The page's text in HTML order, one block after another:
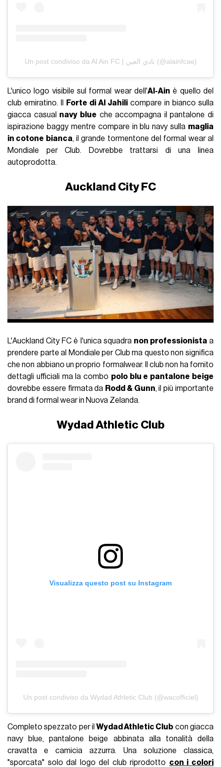
Un post condiviso da Al Ain FC | نادي العين (@alainfcae)
L'unico logo visibile sul formal wear dell'Al-Ain è quello del
club emiratino. Il
Forte di Al Jahili compare in bianco sulla
giacca casual navy blue che accompagna il pantalone di
ispirazione baggy mentre compare in blu navy sulla maglia
in cotone bianca, il grande tormentone del formal wear al
Mondiale per Club. Dovrebbe trattarsi di una linea
autoprodotta.
Auckland City FC
L'Auckland City FC è l'unica squadra non professionista a
prendere parte al Mondiale per Club ma questo non significa
che non abbiano un proprio formalwear. Il club non ha fornito
dettagli ufficiali ma la combo polo blu e pantalone beige
dovrebbe essere firmata da Rodd & Gunn, il più importante
brand di formal wear in Nuova Zelanda.
Wydad Athletic Club
Visualizza questo post su Instagram
Un post condiviso da Wydad Athletic Club (@wacofficiel)
Completo spezzato per il Wydad Athletic Club con giacca
navy blue, pantalone beige abbinata alla tonalità della
cravatta e camicia azzurra. Una soluzione classica,
"sporcata" solo dal logo del club riprodotto con i colori